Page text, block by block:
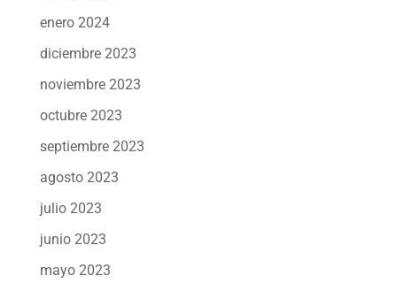
enero 2024
diciembre 2023
noviembre 2023
octubre 2023
septiembre 2023
agosto 2023
julio 2023
junio 2023
mayo 2023